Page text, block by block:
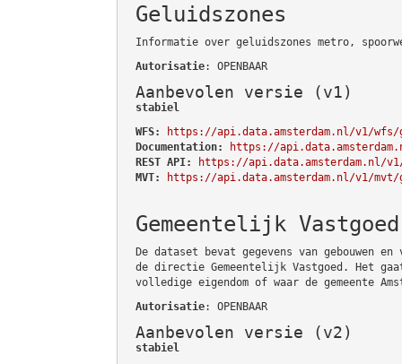
Geluidszones
Informatie over geluidszones metro,
Autorisatie: OPENBAAR
Aanbevolen versie (v1)
stabiel
WFS:
https://api.data.amsterdam.nl/v1/wfs/
Documentation:
https://
REST API:
https://api.data.amsterdam.nl/
MVT:
https://api.data.amsterdam.nl/v1/mvt/
Gemeentelijk Vastgoed
De dataset bevat gegevens van gebouwen
de directie Gemeentelijk Vastgoed. Het
volledige eigendom of waar de gemeente
Autorisatie: OPENBAAR
Aanbevolen versie (v2)
stabiel